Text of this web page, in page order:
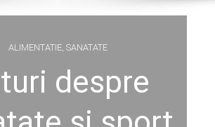
ALIMENTATIE, SANATATE
despre